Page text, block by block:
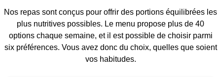
Nos repas sont conçus pour offrir des portions équilibrées les
plus nutritives possibles. Le menu propose plus de 40
options chaque semaine, et il est possible de choisir parmi
six préférences. Vous avez donc du choix, quelles que soient
vos habitudes.